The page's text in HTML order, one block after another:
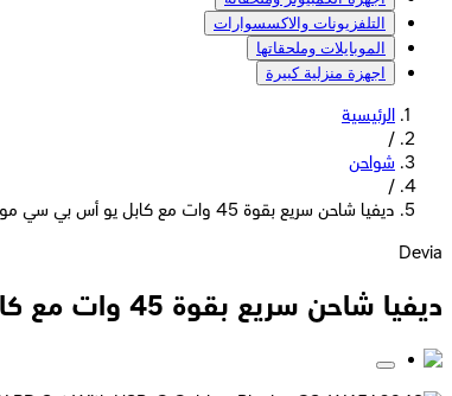
التلفزيونات والاكسسوارات
الموبايلات وملحقاتها
اجهزة منزلية كبيرة
الرئيسية
/
شواحن
/
ديفيا شاحن سريع بقوة 45 وات مع كابل يو أس بي سي موديل GS-W45A0948 - أسود
Devia
ديفيا شاحن سريع بقوة 45 وات مع كابل يو أس بي سي موديل GS-W45A0948 - أسود